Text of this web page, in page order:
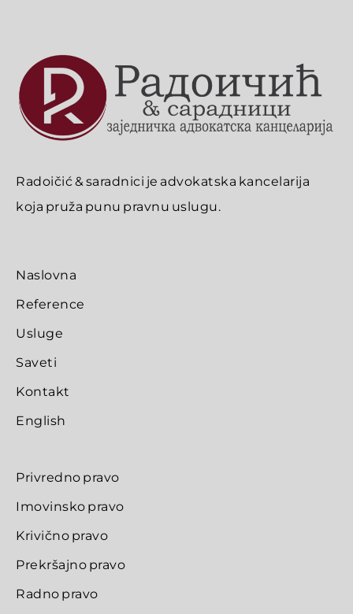
Radoičić & saradnici je advokatska kancelarija
koja pruža punu pravnu uslugu.
Naslovna
Reference
Usluge
Saveti
Kontakt
English
Privredno pravo
Imovinsko pravo
Krivično pravo
Prekršajno pravo
Radno pravo